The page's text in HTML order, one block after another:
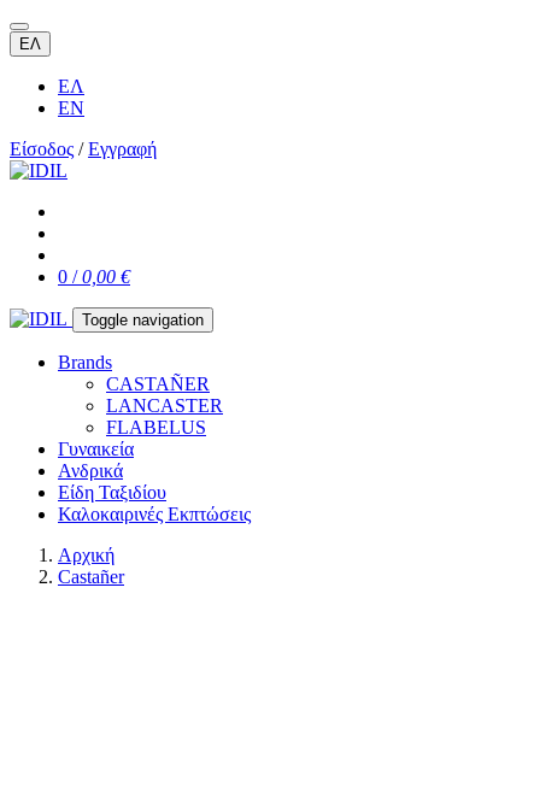
ΕΛ
ΕΛ
EN
Είσοδος /Εγγραφή
0 /0,00 €
Toggle navigation
Brands
CASTAÑER
LANCASTER
FLABELUS
Γυναικεία
Ανδρικά
Είδη Ταξιδίου
Καλοκαιρινές Εκπτώσεις
Αρχική
Castañer